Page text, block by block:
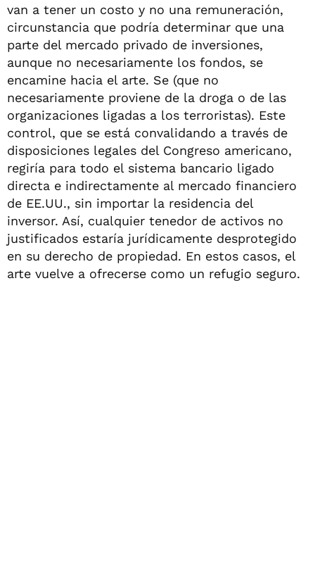
van a tener un costo y no una remuneración,
circunstancia que podría determinar que una
parte del mercado privado de inversiones,
aunque no necesariamente los fondos, se
encamine hacia el arte. Se (que no
necesariamente proviene de la droga o de las
organizaciones ligadas a los terroristas). Este
control, que se está convalidando a través de
disposiciones legales del Congreso americano,
regiría para todo el sistema bancario ligado
directa e indirectamente al mercado financiero
de EE.UU., sin importar la residencia del
inversor. Así, cualquier tenedor de activos no
justificados estaría jurídicamente desprotegido
en su derecho de propiedad. En estos casos, el
arte vuelve a ofrecerse como un refugio seguro.